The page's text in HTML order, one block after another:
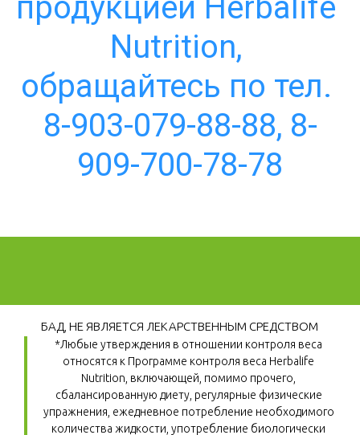
продукцией Herbalife
Nutrition,
обращайтесь по тел.
8-903-079-88-88, 8-
909-700-78-78
БАД, НЕ ЯВЛЯЕТСЯ ЛЕКАРСТВЕННЫМ СРЕДСТВОМ
*Любые утверждения в отношении контроля веса
относятся к Программе контроля веса Herbalife
Nutrition, включающей, помимо прочего,
сбалансированную диету, регулярные физические
упражнения, ежедневное потребление необходимого
количества жидкости, употребление биологически